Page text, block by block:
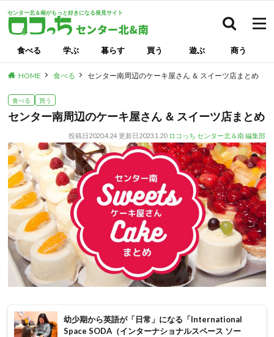
センター北＆南がもっと好きになる発見サイト
食べる 学ぶ 暮らす 買う 遊ぶ 商う
HOME 食べる センター南周辺のケーキ屋さん ＆ スイーツ店まとめ
食べる 買う
センター南周辺のケーキ屋さん ＆ スイーツ店まとめ
投稿日 2020.4.24 更新日 2023.1.20 ロコっち センター北＆南 編集部
幼少期から英語が「日常」になる「International
Space SODA（インターナショナルスペース ソー